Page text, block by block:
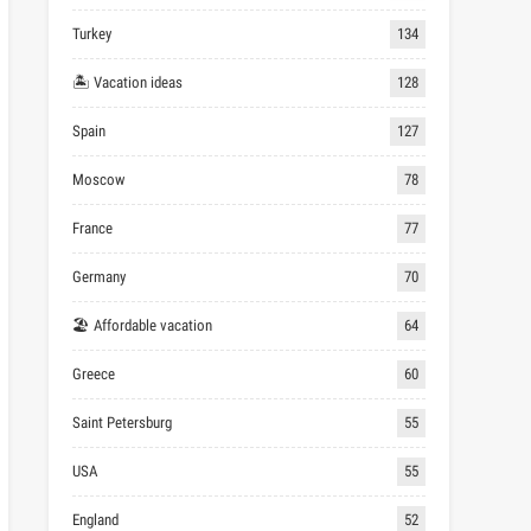
Turkey 134
🏝 Vacation ideas 128
Spain 127
Moscow 78
France 77
Germany 70
🏖 Affordable vacation 64
Greece 60
Saint Petersburg 55
USA 55
England 52